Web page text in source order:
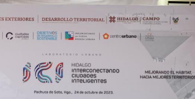
Noticias
Para ti
Contacto